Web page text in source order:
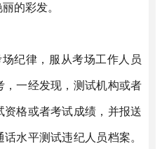
的彩发。
纪律，服从考场工作人员
一经发现，测试机构或者
格或者考试成绩，并报送
水平测试违纪人员档案。